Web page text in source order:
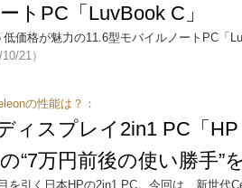
トPC「LuvBook C」
価格が魅力の11.6型モバイルノートPC「
10/21）
の性能は？：
ィスプレイ2in1 PC「
“7万円前後の使い勝手”
を引く日本HPの2in1 PC。今回は、新世代